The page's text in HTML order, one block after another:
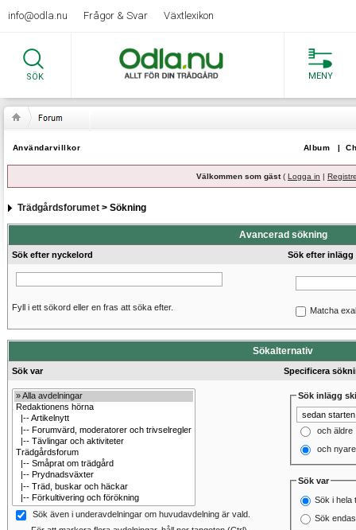
info@odla.nu Frågor & Svar Växtlexikon
SÖK MENY
Användarvillkor Album |
Välkommen som gäst( Logga in |
Trädgårdsforumet> Sökning
Avancerad sökning
Sök efter nyckelord Sök efter inlägg
Fyll i ett sökord eller en fras att söka efter. Matcha
Sökalternativ
Sök var Specificera
Sök även i underavdelningar om huvudavdelning är vald.
Sök inlägg
och äldre
och nyare
Sök var
Sök i hela
Sök